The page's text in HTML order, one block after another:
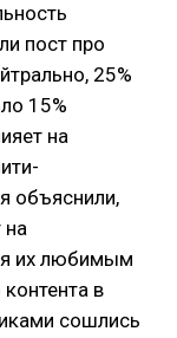
пост про
25%
15%
на
объяснили,
на
их любимым
в
сошлись